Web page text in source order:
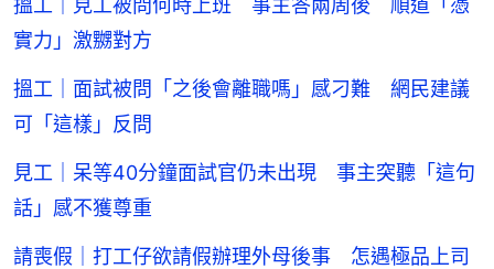
搵工｜見工被問何時上班 事主答兩周後 順道「憑
實力」激嬲對方
搵工｜面試被問「之後會離職嗎」感刁難 網民建議
可「這樣」反問
見工｜呆等40分鐘面試官仍未出現 事主突聽「這句
話」感不獲尊重
請喪假｜打工仔欲請假辦理外母後事 怎遇極品上司